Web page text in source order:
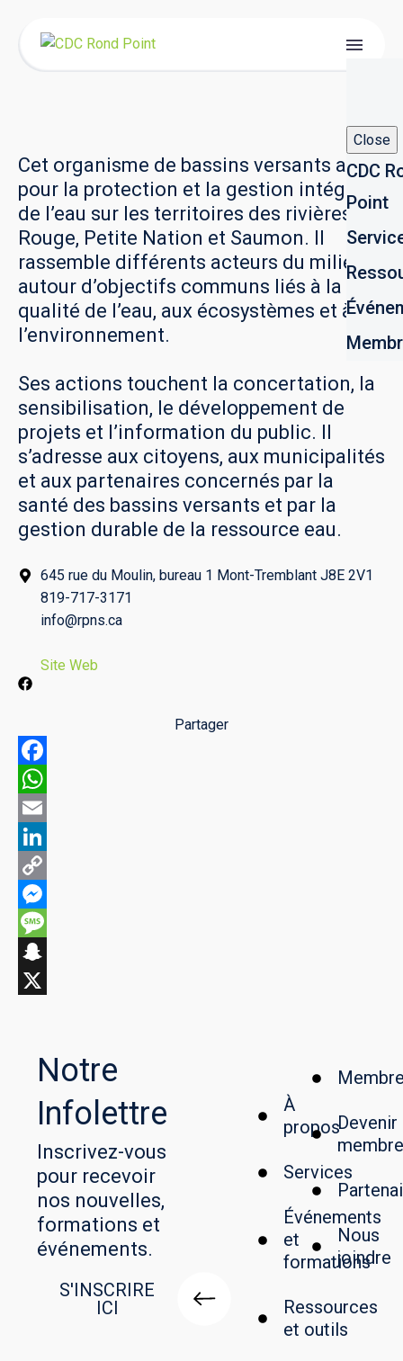
Close
CDC
Point
Cet organisme de bassins versants agit
pour la protection et la gestion intégrée
de l’eau sur les territoires des rivières
Rouge, Petite Nation et Saumon. Il
rassemble différents acteurs du milieu
autour d’objectifs communs liés à la
qualité de l’eau, aux écosystèmes et à
l’environnement.
Ses actions touchent la concertation, la
sensibilisation, le développement de
projets et l’information du public. Il
s’adresse aux citoyens, aux municipalités
et aux partenaires concernés par la
santé des bassins versants et par la
gestion durable de la ressource eau.
645 rue du Moulin, bureau 1 Mont-Tremblant J8E 2V1
819-717-3171
info@rpns.ca
Site Web
Partager
Notre
Infolettre
Inscrivez-vous
pour recevoir
nos nouvelles,
formations et
événements.
S'INSCRIRE
ICI
À
propos
Services
Événements
et
formations
Ressources
et outils
Devenir
membre
Nous
joindre